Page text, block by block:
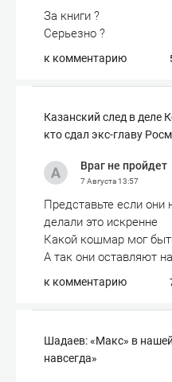
За книги ?
Серьезно ?
к комментарию
Казанский след в деле
кто сдал экс-главу
Враг не пройдет
7 Августа13:57
Представьте если они
делали это искренне
Какой кошмар мог
А так они оставляют
к комментарию
Шадаев: «Макс» в
навсегда»